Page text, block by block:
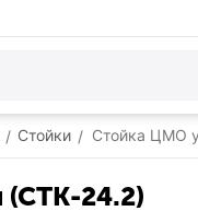
/ Стойки / Стойка ЦМО
(СТК-24.2)